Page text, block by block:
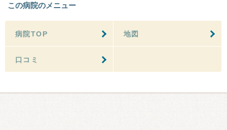
この病院のメニュー
病院TOP 地図
口コミ